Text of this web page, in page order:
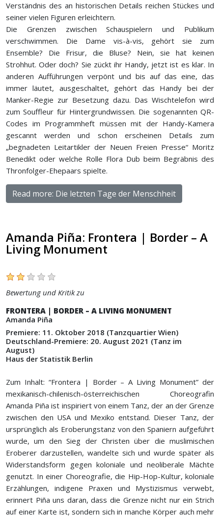
Verständnis des an historischen Details reichen Stückes und
seiner vielen Figuren erleichtern.
Die Grenzen zwischen Schauspielern und Publikum
verschwimmen. Die Dame vis-à-vis, gehört sie zum
Ensemble? Die Frisur, die Bluse? Nein, sie hat keinen
Strohhut. Oder doch? Sie zückt ihr Handy, jetzt ist es klar. In
anderen Aufführungen verpönt und bis auf das eine, das
immer läutet, ausgeschaltet, gehört das Handy bei der
Manker-Regie zur Besetzung dazu. Das Wischtelefon wird
zum Souffleur für Hintergrundwissen. Die sogenannten QR-
Codes im Programmheft müssen mit der Handy-Kamera
gescannt werden und schon erscheinen Details zum
„begnadeten Leitartikler der Neuen Freien Presse“ Moritz
Benedikt oder welche Rolle Flora Dub beim Begräbnis des
Thronfolger-Ehepaars spielte.
Read more: Die letzten Tage der Menschheit
Amanda Piña: Frontera | Border – A
Living Monument
Bewertung und Kritik zu
FRONTERA | BORDER – A LIVING MONUMENT
Amanda Piña
Premiere: 11. Oktober 2018 (Tanzquartier Wien)
Deutschland-Premiere: 20. August 2021 (Tanz im
August)
Haus der Statistik Berlin
Zum Inhalt: “Frontera | Border – A Living Monument” der
mexikanisch-chilenisch-österreichischen Choreografin
Amanda Piña ist inspiriert von einem Tanz, der an der Grenze
zwischen den USA und Mexiko entstand. Dieser Tanz, der
ursprünglich als Eroberungstanz von den Spaniern aufgeführt
wurde, um den Sieg der Christen über die muslimischen
Eroberer darzustellen, wandelte sich und wurde später als
Widerstandsform gegen koloniale und neoliberale Mächte
genutzt. In einer Choreografie, die Hip-Hop-Kultur, koloniale
Erzählungen, indigene Praxen und Mystizismus verwebt,
erinnert Piña uns daran, dass die Grenze nicht nur ein Strich
auf einer Karte ist, sondern sich in manche Körper auch mehr